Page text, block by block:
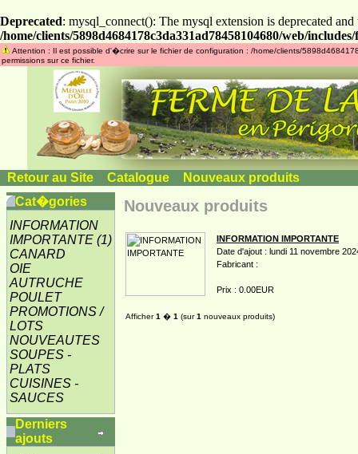
Deprecated: mysql_connect(): The mysql extension is deprecated
/home/clients/5898d4684178c3da331ad78458104680/web/
Attention : Il est possible d'�crire sur le fichier de configuration : /home/clients/
permissions sur ce fichier.
Retour au Site Catalogue
Nouveaux produits
Cat�gories
INFORMATION
IMPORTANTE (1)
CANARD
OIE
AUTRUCHE
POULET
PROMOTIONS /
LOTS
NOUVEAUTES
SOUPES -
PLATS
CUISINES -
SAUCES
Derniers
ajouts
Nouveaux produits
INFORMATION IMPORTANTE
Date d'ajout : lundi 11 novembre
Fabricant :
Prix : 0.00EUR
Afficher1 � 1 (sur1 nouveaux produits)